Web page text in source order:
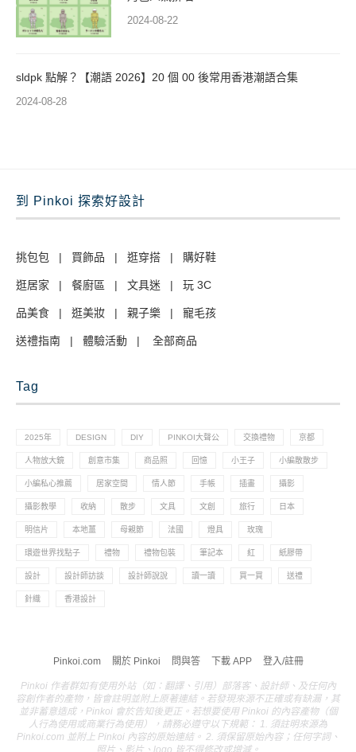
2024-08-22
sldpk 點解？【潮語 2026】20 個 00 後常用香港潮語合集
2024-08-28
到 Pinkoi 探索好設計
挑包包 | 買飾品 | 逛穿搭 | 購好鞋
逛居家 | 餐廚區 | 文具迷 | 玩 3C
品美食 | 逛美妝 | 親子樂 | 寵毛孩
送禮指南 | 體驗活動 | 全部商品
Tag
2025年 DESIGN DIY PINKOI大聲公 交換禮物 京都
人物放大鏡 創意市集 商品照 回憶 小王子 小編散散步
小編私心推薦 居家空間 情人節 手帳 插畫 攝影
攝影教學 收納 散步 文具 文創 旅行 日本
明信片 本地薑 母親節 法國 燈具 玫瑰
環遊世界找點子 禮物 禮物包裝 筆記本 紅 紙膠帶
設計 設計師訪談 設計師說說 讀一讀 買一買 送禮
針織 香港設計
Pinkoi.com 關於 Pinkoi 問與答 下載 APP 登入/註冊
Pinkoi 作者群如有使用外站（如：翻譯、引用）部落客、設計師、及任何內
容創作者的產物，皆會註明並附上原著連結。若發現來源不正確或有缺漏，其
並非蓄意造成，Pinkoi 會於告知後更正。若想要使用 Pinkoi 的內容產物（個
人行為使用或商業行為使用），請務必遵守以下規範： 1. 須註明來源為
Pinkoi.com 並附上 Pinkoi 內容的原始連結。 2. 須保留原始內容；任何字詞、
照片、影片、logo 皆不得修改或增減。